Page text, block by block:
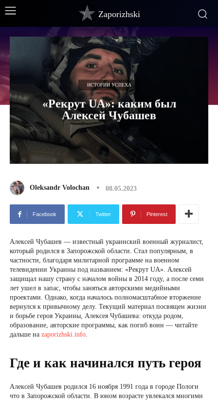
Zaporizhski
ИСТОРИИ УСПЕХА
«Рекрут UA»: каким был
Алексей Чубашев
Oleksandr Volochan 08.05.2023
Facebook Twitter Pinterest
Алексей Чубашев — известный украинский военный журналист,
который родился в Запорожской области. Стал популярным, в
частности, благодаря милитарной программе на военном
телевидении Украины под названием: «Рекрут UA». Алексей
защищал нашу страну с началом войны в 2014 году, а после семи
лет ушел в запас, чтобы заняться авторскими медийными
проектами. Однако, когда началось полномасштабное вторжение
вернулся к привычному делу. Текущий материал посвящен жизни
и борьбе героя Украины, Алексея Чубашева: откуда родом,
образование, авторские программы, как погиб воин — читайте
дальше на zaporizhski.info.
Где и как начинался путь героя
Алексей Чубашев родился 16 ноября 1991 года в городе Пологи
что в Запорожской области. В юном возрасте увлекался многими